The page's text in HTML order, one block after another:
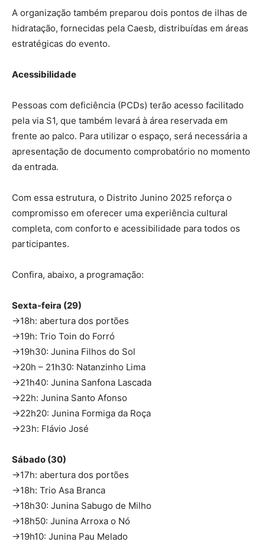
A organização também preparou dois pontos de ilhas de
hidratação, fornecidas pela Caesb, distribuídas em áreas
estratégicas do evento.
Acessibilidade
Pessoas com deficiência (PCDs) terão acesso facilitado
pela via S1, que também levará à área reservada em
frente ao palco. Para utilizar o espaço, será necessária a
apresentação de documento comprobatório no momento
da entrada.
Com essa estrutura, o Distrito Junino 2025 reforça o
compromisso em oferecer uma experiência cultural
completa, com conforto e acessibilidade para todos os
participantes.
Confira, abaixo, a programação:
Sexta-feira (29)
→18h: abertura dos portões
→19h: Trio Toin do Forró
→19h30: Junina Filhos do Sol
→20h – 21h30: Natanzinho Lima
→21h40: Junina Sanfona Lascada
→22h: Junina Santo Afonso
→22h20: Junina Formiga da Roça
→23h: Flávio José
Sábado (30)
→17h: abertura dos portões
→18h: Trio Asa Branca
→18h30: Junina Sabugo de Milho
→18h50: Junina Arroxa o Nó
→19h10: Junina Pau Melado